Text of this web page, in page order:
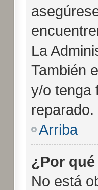
La
También
y/o tenga
reparado.
Arriba
¿Por
No está